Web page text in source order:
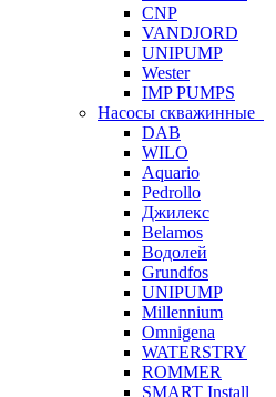
CNP
VANDJORD
UNIPUMP
Wester
IMP PUMPS
Насосы скважинные
DAB
WILO
Aquario
Pedrollo
Джилекс
Belamos
Водолей
Grundfos
UNIPUMP
Millennium
Omnigena
WATERSTRY
ROMMER
SMART Install